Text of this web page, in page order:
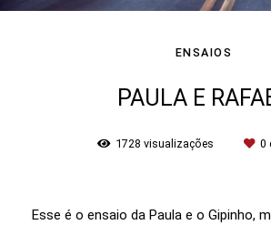
ENSAIOS
PAULA E
1728 visualizações 0
Esse é o ensaio da Paula e o Gipinho,